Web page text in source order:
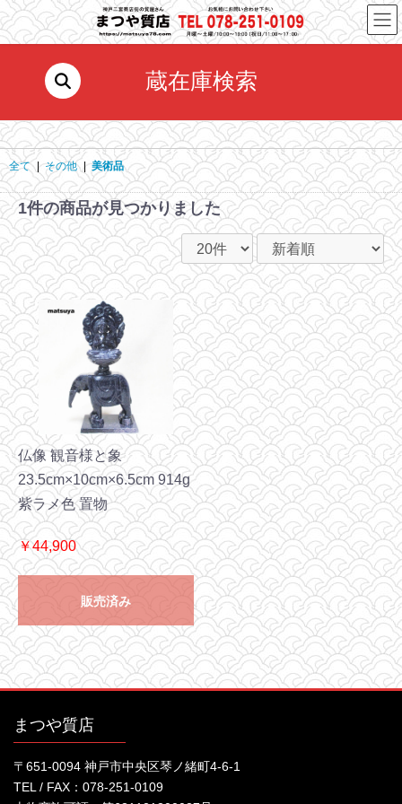
コ
ン
テ
ス
キ
ッ
プ
ナ
ビ
ゲ
ン
に
移
動
蔵在庫検索
全て | その他 | 美術品
1件の商品が見つかりました
仏像 観音様と象
23.5cm×10cm×6.5cm 914g
紫ラメ色 置物
￥44,900
販売済み
まつや質店
〒651-0094 神戸市中央区琴ノ緒町4-6-1
TEL / FAX：078-251-0109